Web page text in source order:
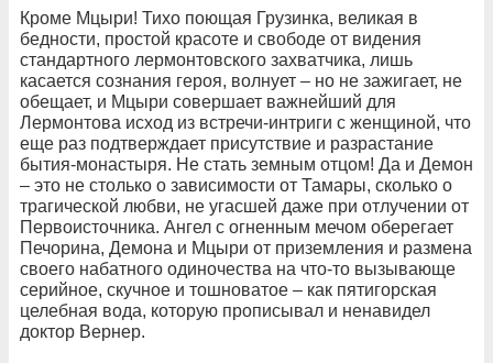
Кроме Мцыри! Тихо поющая Грузинка, великая в
бедности, простой красоте и свободе от видения
стандартного лермонтовского захватчика, лишь
касается сознания героя, волнует – но не зажигает, не
обещает, и Мцыри совершает важнейший для
Лермонтова исход из встречи-интриги с женщиной, что
еще раз подтверждает присутствие и разрастание
бытия-монастыря. Не стать земным отцом! Да и Демон
– это не столько о зависимости от Тамары, сколько о
трагической любви, не угасшей даже при отлучении от
Первоисточника. Ангел с огненным мечом оберегает
Печорина, Демона и Мцыри от приземления и размена
своего набатного одиночества на что-то вызывающе
серийное, скучное и тошноватое – как пятигорская
целебная вода, которую прописывал и ненавидел
доктор Вернер.